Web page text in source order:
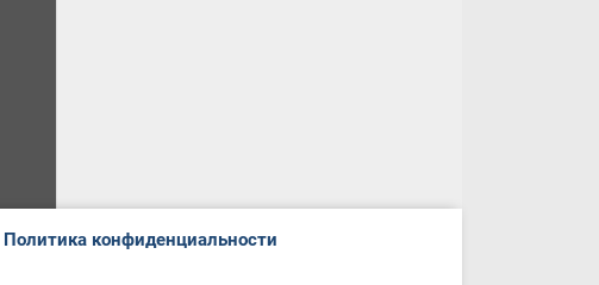
Политика конфиденциальности